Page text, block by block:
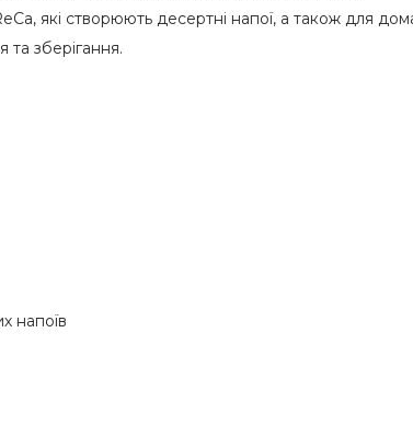
які створюють десертні напої, а також для
зберігання.
напоїв